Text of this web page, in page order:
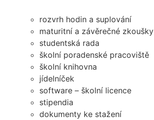
rozvrh hodin a suplování
maturitní a závěrečné zkoušky
studentská rada
školní poradenské pracoviště
školní knihovna
jídelníček
software – školní licence
stipendia
dokumenty ke stažení